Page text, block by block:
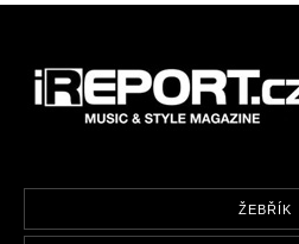
ŽEBŘÍK